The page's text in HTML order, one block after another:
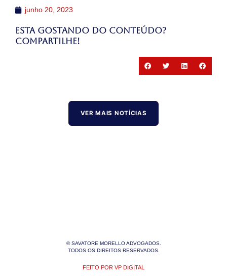
junho 20, 2023
Esta gostando do conteúdo?
Compartilhe!
VER MAIS NOTÍCIAS
© SAVATORE MORELLO ADVOGADOS.
TODOS OS DIREITOS RESERVADOS.
FEITO POR VP DIGITAL